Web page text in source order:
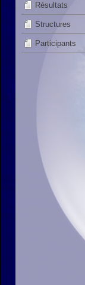
Résultats
Structures
Participants